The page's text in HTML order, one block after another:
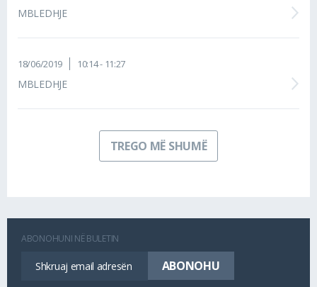
MBLEDHJE
18/06/2019 10:14 - 11:27
MBLEDHJE
TREGO MË SHUMË
ABONOHUNI NË BULETIN